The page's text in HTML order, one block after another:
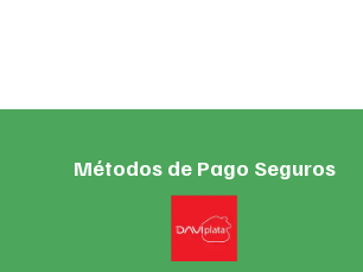
Métodos de Pago Seguros